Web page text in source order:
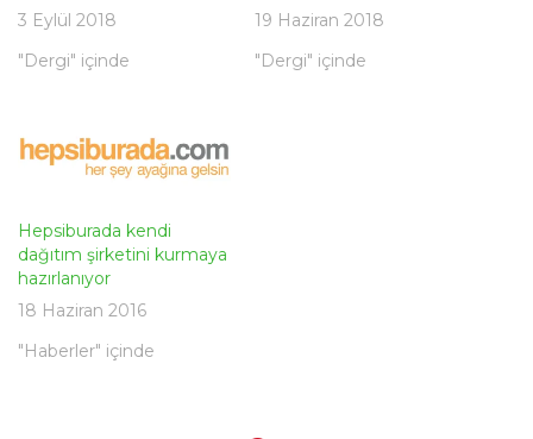
3 Eylül 2018
"Dergi" içinde
19 Haziran 2018
"Dergi" içinde
Hepsiburada kendi
dağıtım şirketini kurmaya
hazırlanıyor
18 Haziran 2016
"Haberler" içinde